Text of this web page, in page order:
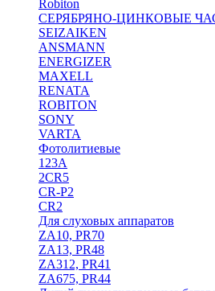
Robiton
СЕРЯБРЯНО-ЦИНКОВЫЕ
SEIZAIKEN
ANSMANN
ENERGIZER
MAXELL
RENATA
ROBITON
SONY
VARTA
Фотолитиевые
123A
2CR5
CR-P2
CR2
Для слуховых аппаратов
ZA10, PR70
ZA13, PR48
ZA312, PR41
ZA675, PR44